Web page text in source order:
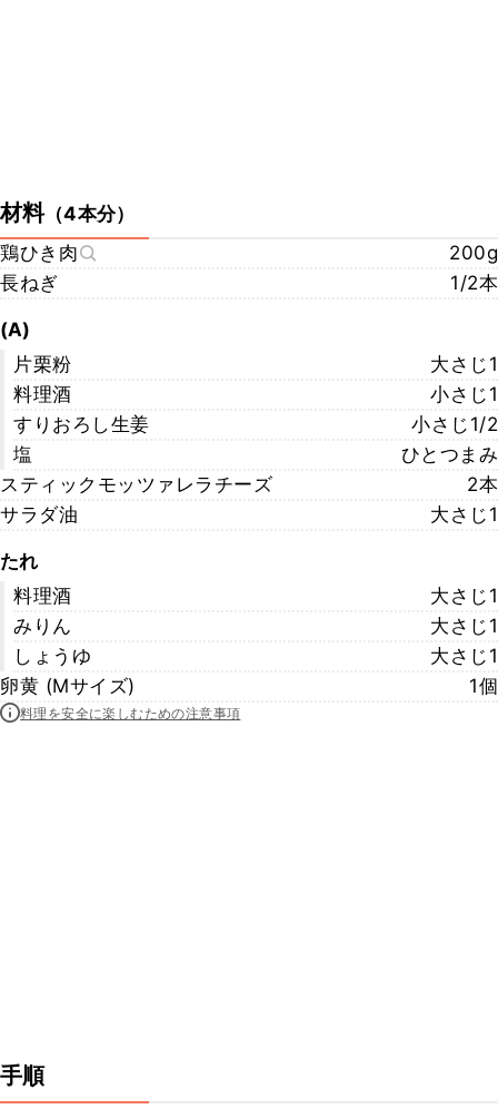
材料（4本分）
鶏ひき肉
200g
長ねぎ
1/2本
(A)
片栗粉
大さじ1
料理酒
小さじ1
すりおろし生姜
小さじ1/2
塩
ひとつまみ
スティックモッツァレラチーズ
2本
サラダ油
大さじ1
たれ
料理酒
大さじ1
みりん
大さじ1
しょうゆ
大さじ1
卵黄 (Mサイズ)
1個
料理を安全に楽しむための注意事項
手順